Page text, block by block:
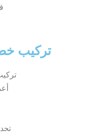
تركيب